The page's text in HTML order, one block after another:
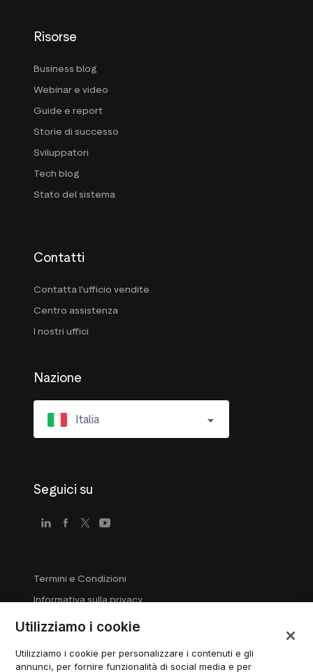
Risorse
Business blog
Webinar e video
Guide e report
Storie di successo
Sviluppatori
Tech blog
Stato del sistema
Contatti
Contatta l'ufficio vendite
Centro assistenza
I nostri uffici
Nazione
Italia
Seguici su
Termini e Condizioni
Informativa sulla privacy
Linee guida per le aziende
Gestisci i cookie
Utilizziamo i cookie
Utilizziamo i cookie per personalizzare i contenuti e gli
annunci, per fornire funzionalità di social media e per